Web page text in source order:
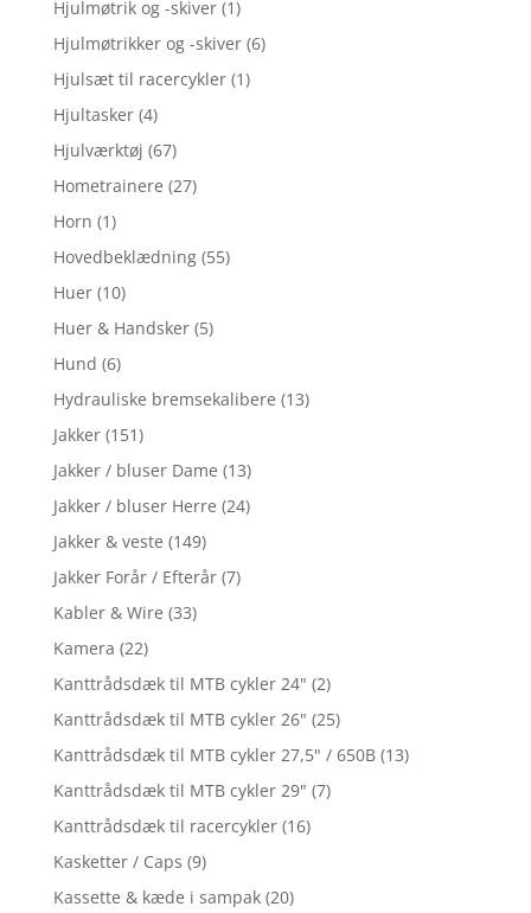
Hjulmøtrik og -skiver (1)
Hjulmøtrikker og -skiver (6)
Hjulsæt til racercykler (1)
Hjultasker (4)
Hjulværktøj (67)
Hometrainere (27)
Horn (1)
Hovedbeklædning (55)
Huer (10)
Huer & Handsker (5)
Hund (6)
Hydrauliske bremsekalibere (13)
Jakker (151)
Jakker / bluser Dame (13)
Jakker / bluser Herre (24)
Jakker & veste (149)
Jakker Forår / Efterår (7)
Kabler & Wire (33)
Kamera (22)
Kanttrådsdæk til MTB cykler 24" (2)
Kanttrådsdæk til MTB cykler 26" (25)
Kanttrådsdæk til MTB cykler 27,5" / 650B (13)
Kanttrådsdæk til MTB cykler 29" (7)
Kanttrådsdæk til racercykler (16)
Kasketter / Caps (9)
Kassette & kæde i sampak (20)